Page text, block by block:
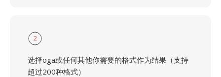
2
选择oga或任何其他你需要的格式作为结果（支持
超过200种格式）